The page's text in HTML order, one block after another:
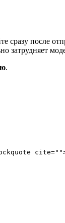
сразу после
затрудняет
.
cite="">